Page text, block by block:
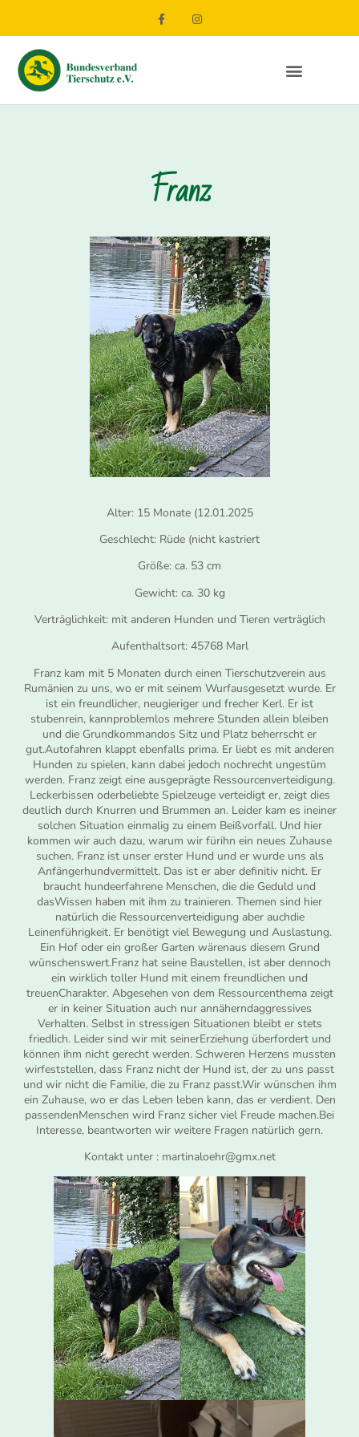
Franz
Alter: 15 Monate (12.01.2025
Geschlecht: Rüde (nicht kastriert
Größe: ca. 53 cm
Gewicht: ca. 30 kg
Verträglichkeit: mit anderen Hunden und Tieren verträglich
Aufenthaltsort: 45768 Marl
Franz kam mit 5 Monaten durch einen Tierschutzverein aus
Rumänien zu uns, wo er mit seinem Wurfausgesetzt wurde. Er
ist ein freundlicher, neugieriger und frecher Kerl. Er ist
stubenrein, kannproblemlos mehrere Stunden allein bleiben
und die Grundkommandos Sitz und Platz beherrscht er
gut.Autofahren klappt ebenfalls prima. Er liebt es mit anderen
Hunden zu spielen, kann dabei jedoch nochrecht ungestüm
werden. Franz zeigt eine ausgeprägte Ressourcenverteidigung.
Leckerbissen oderbeliebte Spielzeuge verteidigt er, zeigt dies
deutlich durch Knurren und Brummen an. Leider kam es ineiner
solchen Situation einmalig zu einem Beißvorfall. Und hier
kommen wir auch dazu, warum wir fürihn ein neues Zuhause
suchen. Franz ist unser erster Hund und er wurde uns als
Anfängerhundvermittelt. Das ist er aber definitiv nicht. Er
braucht hundeerfahrene Menschen, die die Geduld und
dasWissen haben mit ihm zu trainieren. Themen sind hier
natürlich die Ressourcenverteidigung aber auchdie
Leinenführigkeit. Er benötigt viel Bewegung und Auslastung.
Ein Hof oder ein großer Garten wärenaus diesem Grund
wünschenswert.Franz hat seine Baustellen, ist aber dennoch
ein wirklich toller Hund mit einem freundlichen und
treuenCharakter. Abgesehen von dem Ressourcenthema zeigt
er in keiner Situation auch nur annäherndaggressives
Verhalten. Selbst in stressigen Situationen bleibt er stets
friedlich. Leider sind wir mit seinerErziehung überfordert und
können ihm nicht gerecht werden. Schweren Herzens mussten
wirfeststellen, dass Franz nicht der Hund ist, der zu uns passt
und wir nicht die Familie, die zu Franz passt.Wir wünschen ihm
ein Zuhause, wo er das Leben leben kann, das er verdient. Den
passendenMenschen wird Franz sicher viel Freude machen.Bei
Interesse, beantworten wir weitere Fragen natürlich gern.
Kontakt unter : martinaloehr@gmx.net